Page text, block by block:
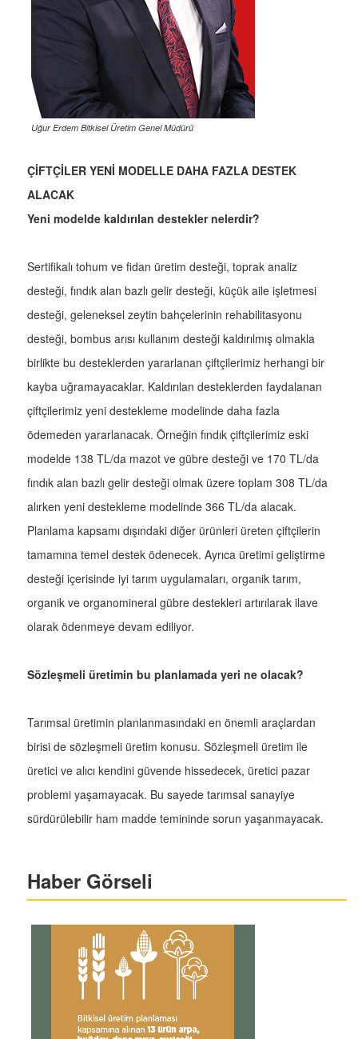
Uğur Erdem Bitkisel Üretim Genel Müdürü
ÇİFTÇİLER YENİ MODELLE DAHA FAZLA DESTEK
ALACAK
Yeni modelde kaldırılan destekler nelerdir?
Sertifikalı tohum ve fidan üretim desteği, toprak analiz
desteği, fındık alan bazlı gelir desteği, küçük aile işletmesi
desteği, geleneksel zeytin bahçelerinin rehabilitasyonu
desteği, bombus arısı kullanım desteği kaldırılmış olmakla
birlikte bu desteklerden yararlanan çiftçilerimiz herhangi bir
kayba uğramayacaklar. Kaldırılan desteklerden faydalanan
çiftçilerimiz yeni destekleme modelinde daha fazla
ödemeden yararlanacak. Örneğin fındık çiftçilerimiz eski
modelde 138 TL/da mazot ve gübre desteği ve 170 TL/da
fındık alan bazlı gelir desteği olmak üzere toplam 308 TL/da
alırken yeni destekleme modelinde 366 TL/da alacak.
Planlama kapsamı dışındaki diğer ürünleri üreten çiftçilerin
tamamına temel destek ödenecek. Ayrıca üretimi geliştirme
desteği içerisinde iyi tarım uygulamaları, organik tarım,
organik ve organomineral gübre destekleri artırılarak ilave
olarak ödenmeye devam ediliyor.
Sözleşmeli üretimin bu planlamada yeri ne olacak?
Tarımsal üretimin planlanmasındaki en önemli araçlardan
birisi de sözleşmeli üretim konusu. Sözleşmeli üretim ile
üretici ve alıcı kendini güvende hissedecek, üretici pazar
problemi yaşamayacak. Bu sayede tarımsal sanayiye
sürdürülebilir ham madde temininde sorun yaşanmayacak.
Haber Görseli